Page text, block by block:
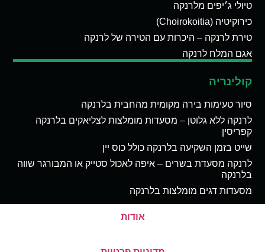
טיולי ג׳יפים מלרנקה
כירוקיטיה (Choirokoitia)
טירת לרנקה – היכרות עם הטירה של לרנקה
אגם המלח לרנקה
קולינריה
סיור טעימות בירה מקומית מהחבית בלרנקה
לרנקה ללא גלוטן – מסעדות מומלצות לצליאקים בלרנקה
קפריסין
שייט בזמן השקיעה בלרנקה כולל כוס יין
לרנקה מסעדת בשרים – איפה לאכול סטייק או המבורגר שווה
בלרנקה
מסעדות דגים מומלצות בלרנקה
אודות